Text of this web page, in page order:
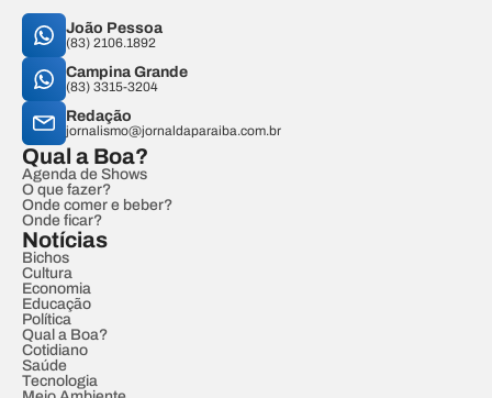
João Pessoa
(83) 2106.1892
Campina Grande
(83) 3315-3204
Redação
jornalismo@jornaldaparaiba.com.br
Qual a Boa?
Agenda de Shows
O que fazer?
Onde comer e beber?
Onde ficar?
Notícias
Bichos
Cultura
Economia
Educação
Política
Qual a Boa?
Cotidiano
Saúde
Tecnologia